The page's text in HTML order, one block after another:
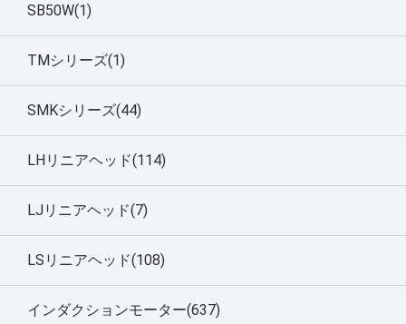
SB50W(1)
TMシリーズ(1)
SMKシリーズ(44)
LHリニアヘッド(114)
LJリニアヘッド(7)
LSリニアヘッド(108)
インダクションモーター(637)